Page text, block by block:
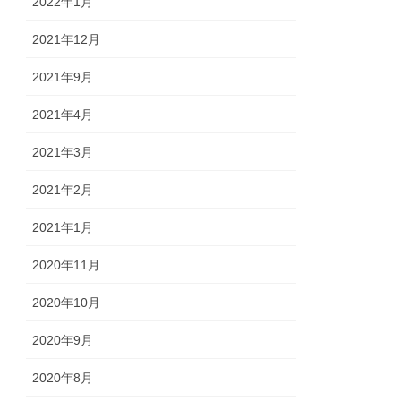
2021年12月
2021年9月
2021年4月
2021年3月
2021年2月
2021年1月
2020年11月
2020年10月
2020年9月
2020年8月